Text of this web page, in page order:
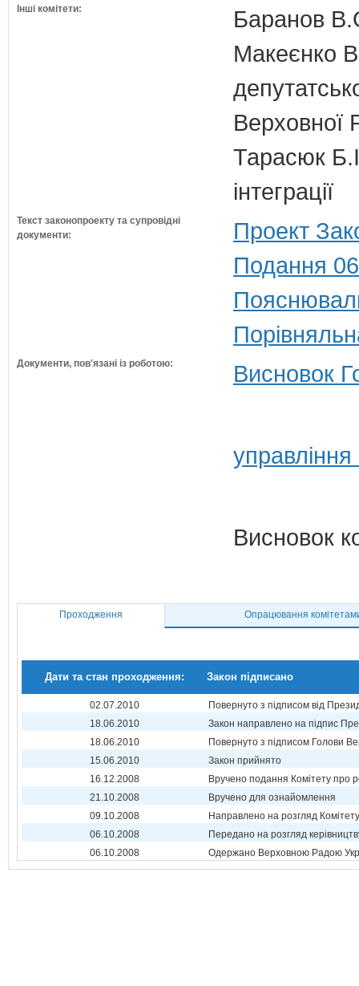
Інші комітети:
Баранов
Макеєнко
Верховної
Тарасюк
інтеграції
Текст законопроекту та супровідні
документи:
Проект
Подання
Документи, пов'язані із роботою: Висновок
Висновок
Проходження Опрацювання
Дати та стан проходження: Закон підписано
02.07.2010
Повернуто з підписом від
18.06.2010
Закон направлено на підпис
18.06.2010
Повернуто з підписом Голови
15.06.2010
Закон прийнято
16.12.2008
Вручено подання Комітету про
21.10.2008
Вручено для ознайомлення
09.10.2008
Направлено на розгляд Комітету
06.10.2008
Передано на розгляд
06.10.2008
Одержано Верховною Радою